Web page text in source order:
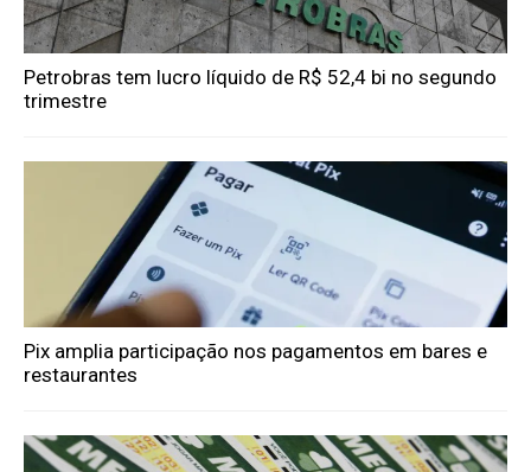
Petrobras tem lucro líquido de R$ 52,4 bi no segundo
trimestre
Pix amplia participação nos pagamentos em bares e
restaurantes